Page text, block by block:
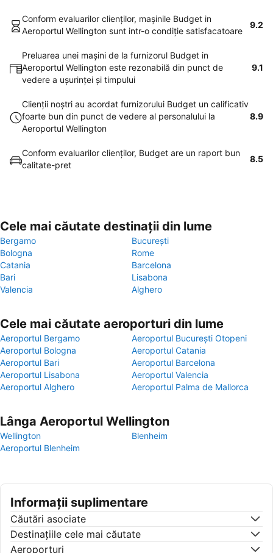
Conform evaluarilor clienţilor, maşinile Budget in
Aeroportul Wellington sunt intr-o condiţie satisfacatoare
9.2
Preluarea unei maşini de la furnizorul Budget in
Aeroportul Wellington este rezonabilă din punct de
vedere a uşurinţei şi timpului
9.1
Clienţii noştri au acordat furnizorului Budget un calificativ
foarte bun din punct de vedere al personalului la
Aeroportul Wellington
8.9
Conform evaluarilor clienţilor, Budget are un raport bun
calitate-pret
8.5
Cele mai căutate destinații din lume
Bergamo
București
Bologna
Rome
Catania
Barcelona
Bari
Lisabona
Valencia
Alghero
Cele mai căutate aeroporturi din lume
Aeroportul Bergamo
Aeroportul București Otopeni
Aeroportul Bologna
Aeroportul Catania
Aeroportul Bari
Aeroportul Barcelona
Aeroportul Lisabona
Aeroportul Valencia
Aeroportul Alghero
Aeroportul Palma de Mallorca
Lânga Aeroportul Wellington
Wellington
Blenheim
Aeroportul Blenheim
Informații suplimentare
Căutări asociate
Destinaţiile cele mai căutate
Aeroporturi